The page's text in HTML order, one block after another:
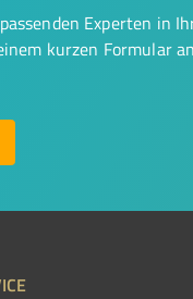
Experten in
kurzen Formular